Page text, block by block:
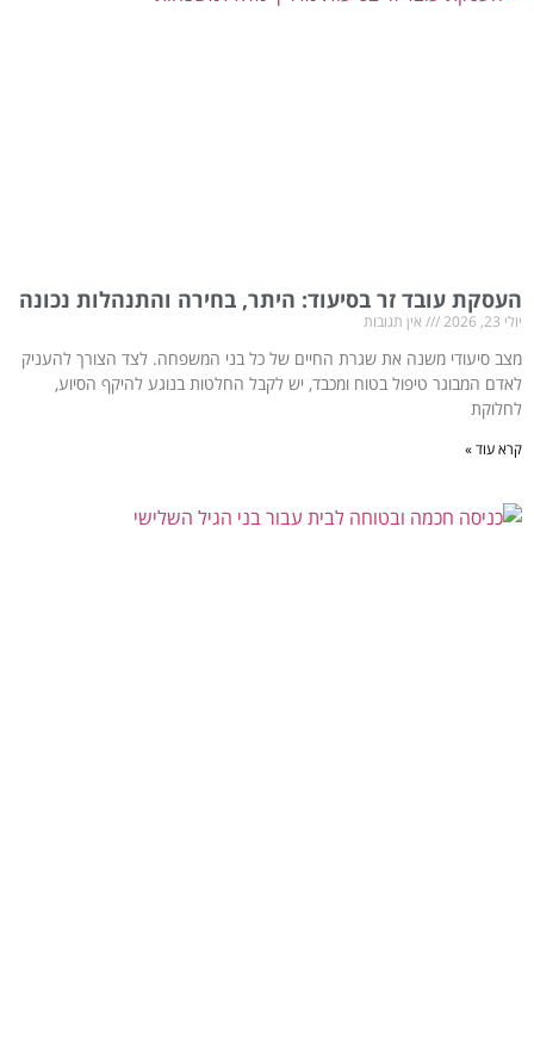
העסקת עובד זר בסיעוד: היתר, בחירה והתנהלות נכונה
יולי 23, 2026 אין תגובות
מצב סיעודי משנה את שגרת החיים של כל בני המשפחה. לצד הצורך להעניק
לאדם המבוגר טיפול בטוח ומכבד, יש לקבל החלטות בנוגע להיקף הסיוע,
לחלוקת
קרא עוד »